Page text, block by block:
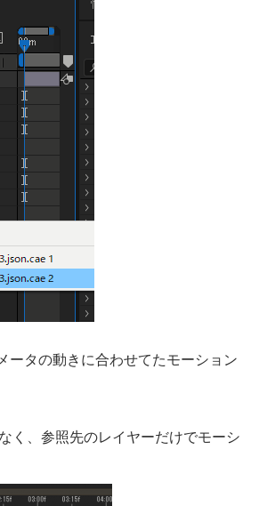
ータの動きに合わせてたモーション
く、参照先のレイヤーだけでモーシ